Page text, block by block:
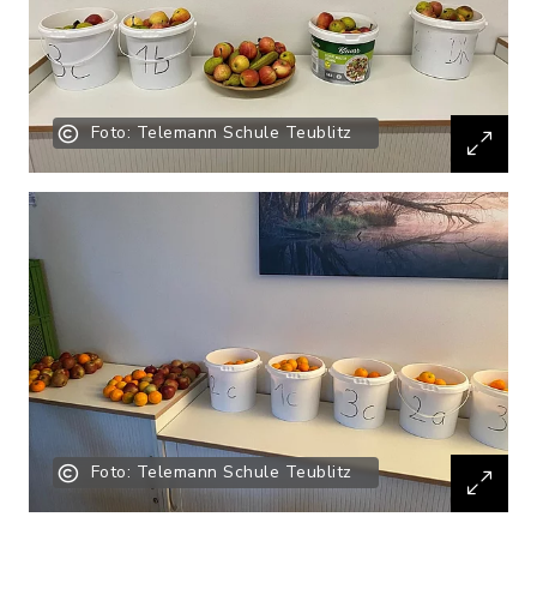
Foto: Telemann Schule Teublitz
Foto: Telemann Schule Teublitz